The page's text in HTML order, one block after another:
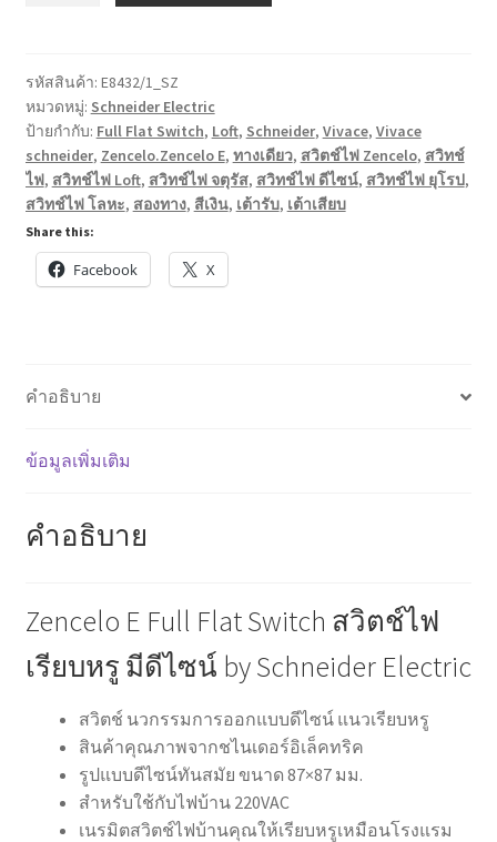
Flat
Switch
สวิตช์
ไฟ
เรียบ
หรู
ดีไซน์
ชิ้น
รหัสสินค้า: E8432/1_SZ
หมวดหมู่: Schneider Electric
ป้ายกำกับ: Full Flat Switch, Loft, Schneider, Vivace, Vivace
schneider, Zencelo.Zencelo E, ทางเดียว, สวิตช์ไฟ Zencelo, สวิทช์
ไฟ, สวิทช์ไฟ Loft, สวิทช์ไฟ จตุรัส, สวิทช์ไฟ ดีไซน์, สวิทช์ไฟ ยุโรป,
สวิทช์ไฟ โลหะ, สองทาง, สีเงิน, เต้ารับ, เต้าเสียบ
Share this:
Facebook X
คำอธิบาย
ข้อมูลเพิ่มเติม
คำอธิบาย
Zencelo E Full Flat Switch สวิตช์ไฟ
เรียบหรู มีดีไซน์ by Schneider Electric
สวิตช์ นวกรรมการออกแบบดีไซน์ แนวเรียบหรู
สินค้าคุณภาพจากชไนเดอร์อิเล็คทริค
รูปแบบดีไซน์ทันสมัย ขนาด 87×87 มม.
สำหรับใช้กับไฟบ้าน 220VAC
เนรมิตสวิตช์ไฟบ้านคุณให้เรียบหรูเหมือนโรงแรม